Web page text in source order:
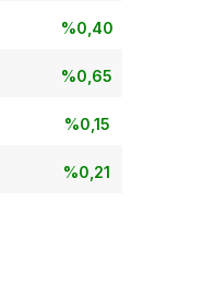
%0,40
%0,65
%0,15
%0,21